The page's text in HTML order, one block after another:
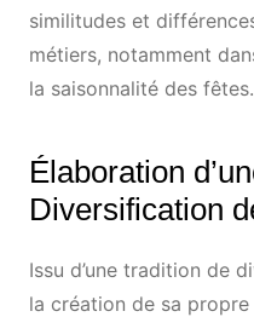
similitudes et
métiers, notamment
la saisonnalité des fêtes.
Élaboration
Diversification
Issu d’une tradition de
la création de sa